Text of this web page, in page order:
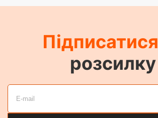
Підписатися
розсилку